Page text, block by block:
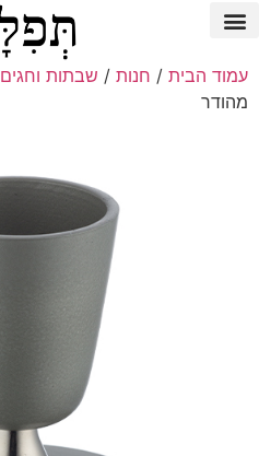
עמוד הבית / חנות / שבתות וחגים
מהודר